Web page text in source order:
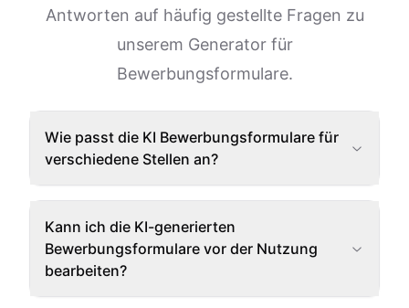
Antworten auf häufig gestellte Fragen zu
unserem Generator für
Bewerbungsformulare.
Wie passt die KI Bewerbungsformulare für
verschiedene Stellen an?
Kann ich die KI-generierten
Bewerbungsformulare vor der Nutzung
bearbeiten?